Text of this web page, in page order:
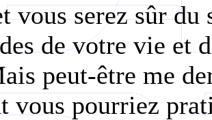
vous serez sûr
de votre vie et
peut-être me
vous pourriez